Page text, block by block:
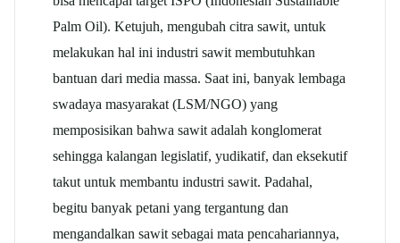
Palm Oil). Ketujuh, mengubah citra sawit, untuk
melakukan hal ini industri sawit membutuhkan
bantuan dari media massa. Saat ini, banyak lembaga
swadaya masyarakat (LSM/NGO) yang
memposisikan bahwa sawit adalah konglomerat
sehingga kalangan legislatif, yudikatif, dan eksekutif
takut untuk membantu industri sawit. Padahal,
begitu banyak petani yang tergantung dan
mengandalkan sawit sebagai mata pencahariannya,